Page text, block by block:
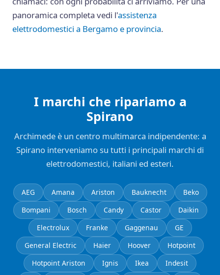
panoramica completa vedi l'assistenza
elettrodomestici a Bergamo e provincia.
I marchi che ripariamo a
Spirano
Archimede è un centro multimarca indipendente: a
Spirano interveniamo su tutti i principali marchi di
elettrodomestici, italiani ed esteri.
AEG Amana Ariston Bauknecht
Beko
Bompani
Bosch Candy Castor
Daikin
Electrolux
Franke Gaggenau
GE
General Electric
Haier Hoover
Hotpoint
Hotpoint Ariston
Ignis Ikea
Indesit